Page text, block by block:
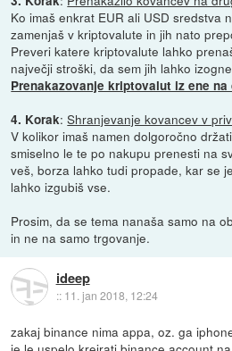
Ko imaš enkrat EUR ali USD sredstva
zamenjaš v kriptovalute in jih nato
Preveri katere kriptovalute lahko
največji stroški, da sem jih lahko
Prenakazovanje kriptovalut iz ene
4. Korak:Shranjevanje kovancev v
V kolikor imaš namen dolgoročno
smiselno le te po nakupu prenesti na
veš, borza lahko tudi propade, kar se
lahko izgubiš vse.
Prosim, da se tema nanaša samo na
in ne na samo trgovanje.
ideep
:: 11. jan 2018, 12:24
zakaj binance nima appa, oz. ga